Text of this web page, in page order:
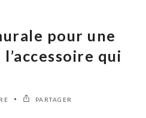
pour une
qui
PARTAGER